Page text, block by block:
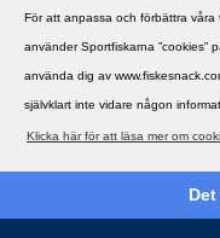
För att anpassa och förbättra våra
använder Sportfiskarna ”cookies”
använda dig av
självklart inte vidare någon
Klicka här för att läsa mer om